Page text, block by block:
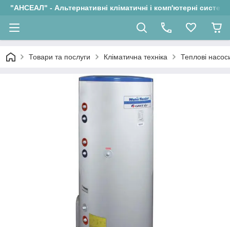
"АНСЕАЛ" - Альтернативні кліматичні і комп'ютерні системи
Товари та послуги Кліматична техніка Теплові